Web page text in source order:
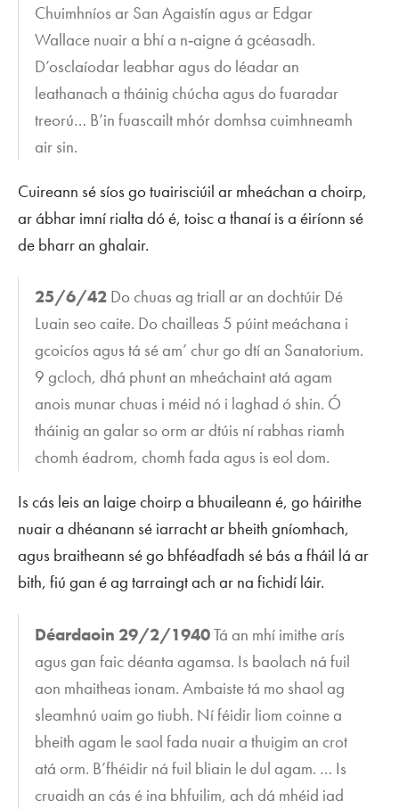
Chuimhníos ar San Agaistín agus ar Edgar
Wallace nuair a bhí a n‑aigne á gcéasadh.
D’osclaíodar leabhar agus do léadar an
leathanach a tháinig chúcha agus do fuaradar
treorú… B’in fuascailt mhór domhsa cuimhneamh
air sin.
Cuireann sé síos go tuairisciúil ar mheáchan a choirp,
ar ábhar imní rialta dó é, toisc a thanaí is a éiríonn sé
de bharr an ghalair.
25/6/42 Do chuas ag triall ar an dochtúir Dé
Luain seo caite. Do chailleas 5 púint meáchana i
gcoicíos agus tá sé am’ chur go dtí an Sanatorium.
9 gcloch, dhá phunt an mheáchaint atá agam
anois munar chuas i méid nó i laghad ó shin. Ó
tháinig an galar so orm ar dtúis ní rabhas riamh
chomh éadrom, chomh fada agus is eol dom.
Is cás leis an laige choirp a bhuaileann é, go háirithe
nuair a dhéanann sé iarracht ar bheith gníomhach,
agus braitheann sé go bhféadfadh sé bás a fháil lá ar
bith, fiú gan é ag tarraingt ach ar na fichidí láir.
Déardaoin 29/2/1940Tá an mhí imithe arís
agus gan faic déanta agamsa. Is baolach ná fuil
aon mhaitheas ionam. Ambaiste tá mo shaol ag
sleamhnú uaim go tiubh. Ní féidir liom coinne a
bheith agam le saol fada nuair a thuigim an crot
atá orm. B’fhéidir ná fuil bliain le dul agam. … Is
cruaidh an cás é ina bhfuilim, ach dá mhéid iad